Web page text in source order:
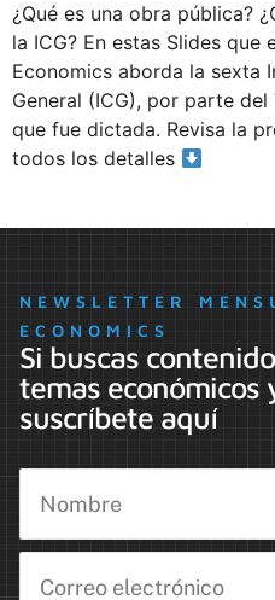
¿Qué es una obra pública?
la ICG? En estas Slides que
Economics aborda la sexta
General (ICG), por parte
que fue dictada. Revisa la
todos los detalles
NEWSLETTER
ECONOMICS
Si buscas
temas económicos
suscríbete aquí